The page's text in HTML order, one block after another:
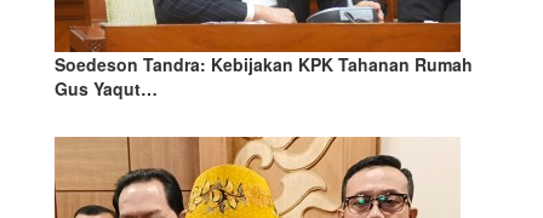
Soedeson Tandra: Kebijakan KPK Tahanan Rumah
Gus Yaqut…